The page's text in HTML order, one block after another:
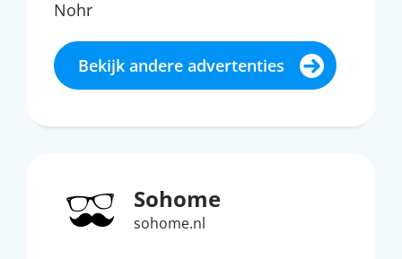
Nohr
Bekijk andere advertenties
Sohome
sohome.nl